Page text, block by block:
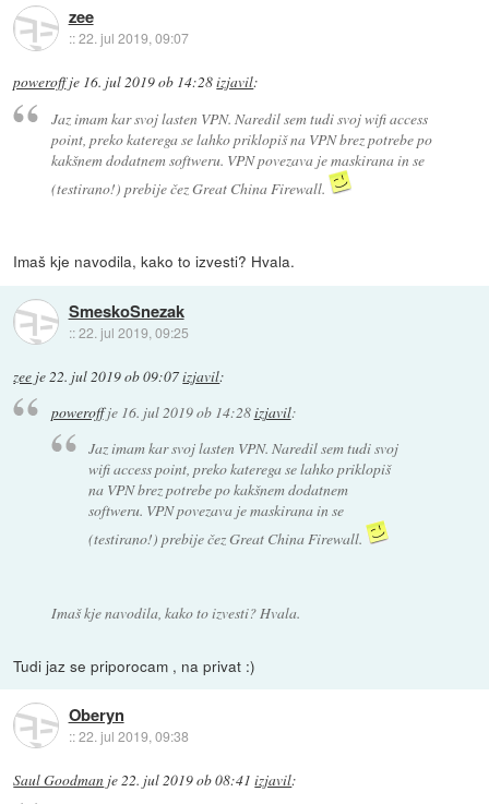
zee
::22. jul 2019, 09:07
poweroffje 16. jul 2019 ob 14:28izjavil:
Jaz imam kar svoj lasten VPN. Naredil sem tudi svoj wifi access
point, preko katerega se lahko priklopiš na VPN brez potrebe po
kakšnem dodatnem softweru. VPN povezava je maskirana in se
(testirano!) prebije čez Great China Firewall.
Imaš kje navodila, kako to izvesti? Hvala.
SmeskoSnezak
::22. jul 2019, 09:25
zee je 22. jul 2019 ob 09:07izjavil:
poweroffje 16. jul 2019 ob 14:28izjavil:
Jaz imam kar svoj lasten VPN. Naredil sem tudi svoj
wifi access point, preko katerega se lahko priklopiš
na VPN brez potrebe po kakšnem dodatnem
softweru. VPN povezava je maskirana in se
(testirano!) prebije čez Great China Firewall.
Imaš kje navodila, kako to izvesti? Hvala.
Tudi jaz se priporocam , na privat :)
Oberyn
::22. jul 2019, 09:38
Saul Goodman je22. jul 2019 ob 08:41 izjavil: